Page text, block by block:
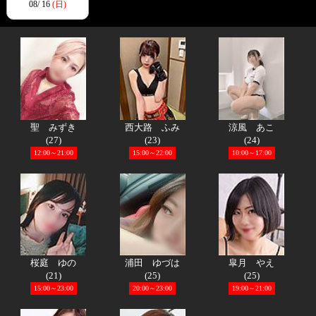
08/ 16 (日)
聖 みずき
(27)
12:00～21:00
西大路 ふみ
(23)
15:00～22:00
涼風 あこ
(24)
10:00～17:00
桜庭 ゆの
(21)
15:00～23:00
浦田 ゆづは
(25)
20:00～23:00
皐月 やえ
(25)
19:00～21:00